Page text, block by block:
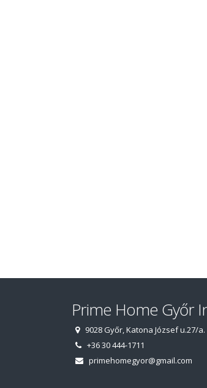
Prime Home Győr
9028 Győr, Katona József u.27/a.
+36 30 444-1711
primehomegyor@gmail.com